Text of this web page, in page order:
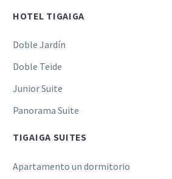
HOTEL TIGAIGA
Doble Jardín
Doble Teide
Junior Suite
Panorama Suite
TIGAIGA SUITES
Apartamento un dormitorio